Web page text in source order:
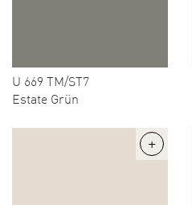
U 669 TM/ST7
Estate Grün